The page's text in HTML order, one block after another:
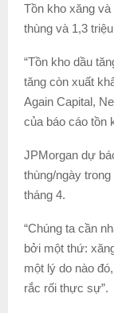
Tồn kho xăng
thùng và 1,3
“Tồn kho dầu
tăng còn xuất
Again Capital,
của báo cáo tồn
JPMorgan dự
thùng/ngày
tháng 4.
“Chúng ta cần
bởi một thứ:
một lý do nào
rắc rối thực sự”.